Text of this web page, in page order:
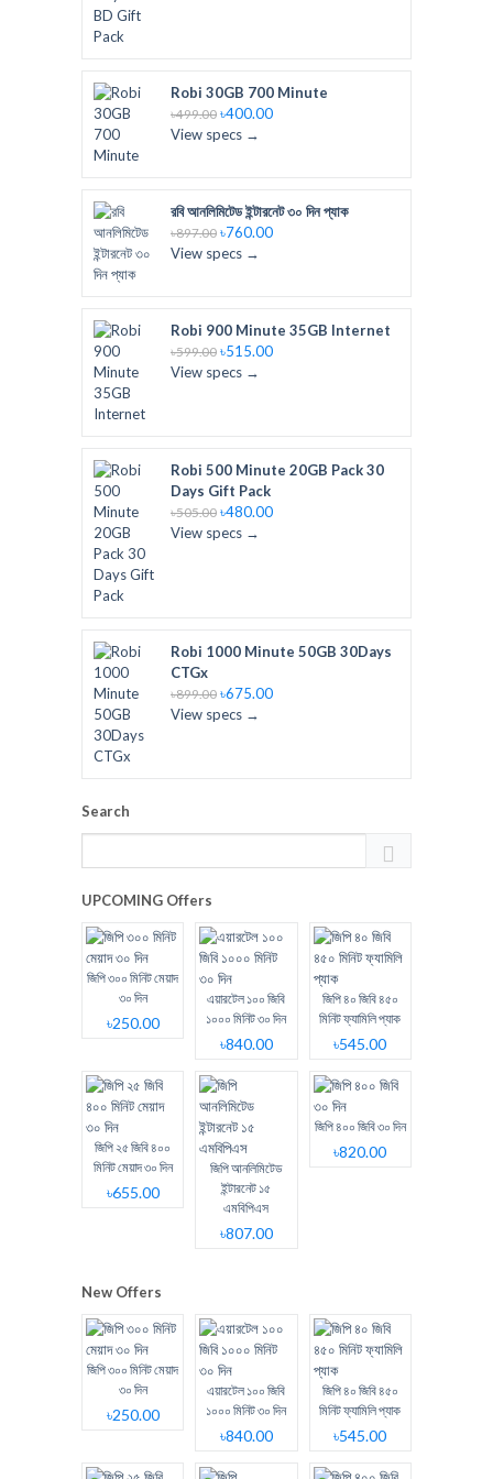
Robi 30GB 700 Minute
৳499.00 ৳400.00
View specs →
রবি আনলিমিটেড ইন্টারনেট ৩০ দিন প্যাক
৳897.00 ৳760.00
View specs →
Robi 900 Minute 35GB Internet
৳599.00 ৳515.00
View specs →
Robi 500 Minute 20GB Pack 30
Days Gift Pack
৳505.00 ৳480.00
View specs →
Robi 1000 Minute 50GB 30Days
CTGx
৳899.00 ৳675.00
View specs →
Search
UPCOMING Offers
জিপি ৩০০ মিনিট মেয়াদ
৩০ দিন
৳250.00
এয়ারটেল ১০০ জিবি
১০০০ মিনিট ৩০ দিন
৳840.00
জিপি ৪০ জিবি ৪৫০
মিনিট ফ্যামিলি প্যাক
৳545.00
জিপি ২৫ জিবি ৪০০
মিনিট মেয়াদ ৩০ দিন
৳655.00
জিপি আনলিমিটেড
ইন্টারনেট ১৫
এমবিপিএস
৳807.00
জিপি ৪০০ জিবি ৩০ দিন
৳820.00
New Offers
জিপি ৩০০ মিনিট মেয়াদ
৩০ দিন
৳250.00
এয়ারটেল ১০০ জিবি
১০০০ মিনিট ৩০ দিন
৳840.00
জিপি ৪০ জিবি ৪৫০
মিনিট ফ্যামিলি প্যাক
৳545.00